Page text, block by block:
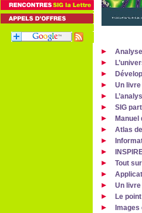
Un livre
SIG
Atlas
Tout
Un livre
Le